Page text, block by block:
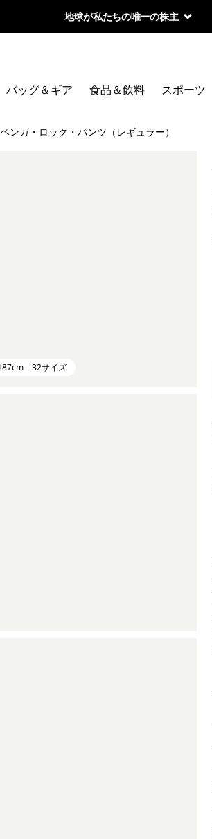
地球が私たちの唯一の株主
バッグ＆ギア 食品＆飲料 スポーツ
ンガ・ロック・パンツ（レギュラー）
32サイズ